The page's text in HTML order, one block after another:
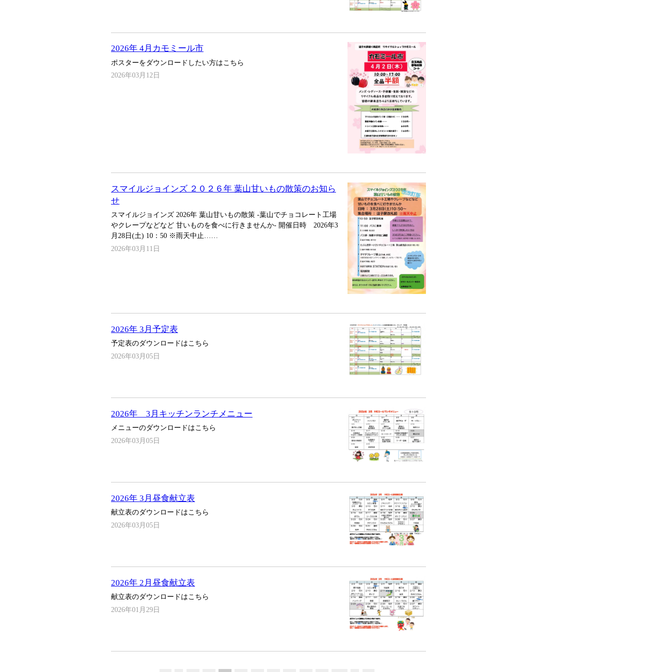
2026年 4月カモミール市
ポスターをダウンロードしたい方はこちら
2026年03月12日
スマイルジョインズ ２０２６年 葉山甘いもの散策のお知ら
せ
スマイルジョインズ 2026年 葉山甘いもの散策 -葉山でチョコレート工場
やクレープなどなど 甘いものを食べに行きませんか- 開催日時 2026年3
月28日(土) 10：50 ※雨天中止……
2026年03月11日
2026年 3月予定表
予定表のダウンロードはこちら
2026年03月05日
2026年 3月キッチンランチメニュー
メニューのダウンロードはこちら
2026年03月05日
2026年 3月昼食献立表
献立表のダウンロードはこちら
2026年03月05日
2026年 2月昼食献立表
献立表のダウンロードはこちら
2026年01月29日